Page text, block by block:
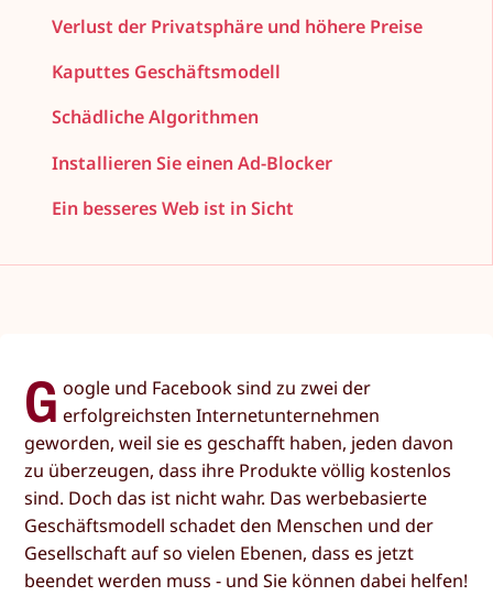
Verlust der Privatsphäre und höhere Preise
Kaputtes Geschäftsmodell
Schädliche Algorithmen
Installieren Sie einen Ad-Blocker
Ein besseres Web ist in Sicht
G oogle und Facebook sind zu zwei der
erfolgreichsten Internetunternehmen
geworden, weil sie es geschafft haben, jeden davon
zu überzeugen, dass ihre Produkte völlig kostenlos
sind. Doch das ist nicht wahr. Das werbebasierte
Geschäftsmodell schadet den Menschen und der
Gesellschaft auf so vielen Ebenen, dass es jetzt
beendet werden muss - und Sie können dabei helfen!